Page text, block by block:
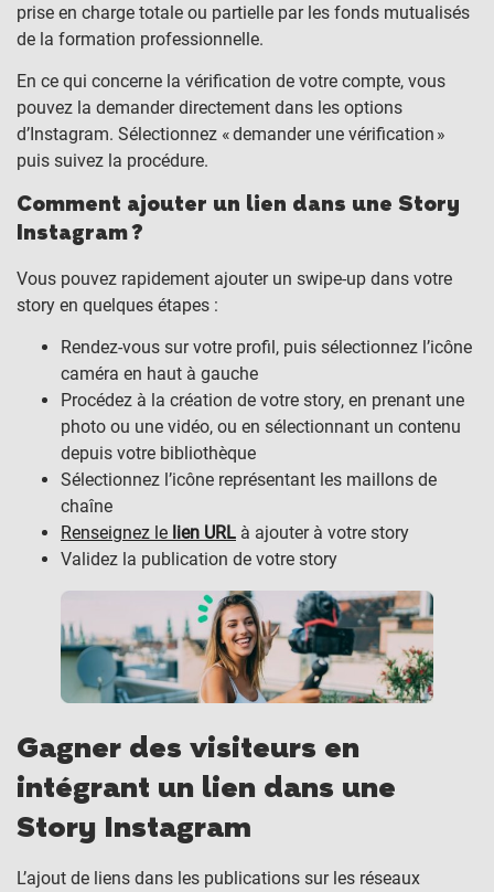
prise en charge totale ou partielle par les fonds mutualisés
de la formation professionnelle.
En ce qui concerne la vérification de votre compte, vous
pouvez la demander directement dans les options
d’Instagram. Sélectionnez « demander une vérification »
puis suivez la procédure.
Comment ajouter un lien dans une Story
Instagram ?
Vous pouvez rapidement ajouter un swipe-up dans votre
story en quelques étapes :
Rendez-vous sur votre profil, puis sélectionnez l’icône
caméra en haut à gauche
Procédez à la création de votre story, en prenant une
photo ou une vidéo, ou en sélectionnant un contenu
depuis votre bibliothèque
Sélectionnez l’icône représentant les maillons de
chaîne
Renseignez le lien URL à ajouter à votre story
Validez la publication de votre story
Gagner des visiteurs en
intégrant un lien dans une
Story Instagram
L’ajout de liens dans les publications sur les réseaux